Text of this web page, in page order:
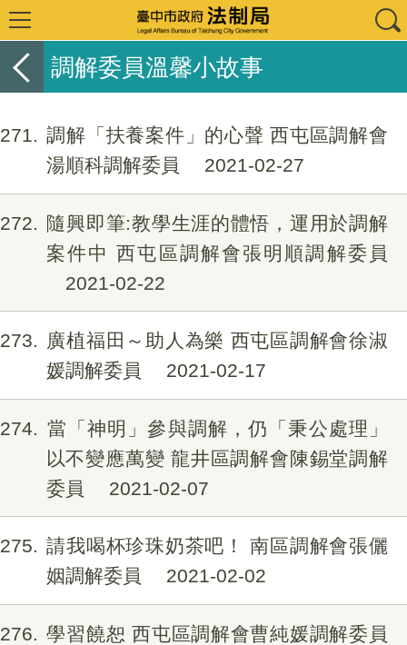
調解委員溫馨小故事
271
調解「扶養案件」的心聲 西屯區調解會
湯順科調解委員
2021-02-27
272
隨興即筆:教學生涯的體悟，運用於調解
案件中 西屯區調解會張明順調解委員
2021-02-22
273
廣植福田～助人為樂 西屯區調解會徐淑
媛調解委員
2021-02-17
274
當「神明」參與調解，仍「秉公處理」
以不變應萬變 龍井區調解會陳錫堂調解
委員
2021-02-07
275
請我喝杯珍珠奶茶吧！ 南區調解會張儷
姻調解委員
2021-02-02
276
學習饒恕 西屯區調解會曹純媛調解委員